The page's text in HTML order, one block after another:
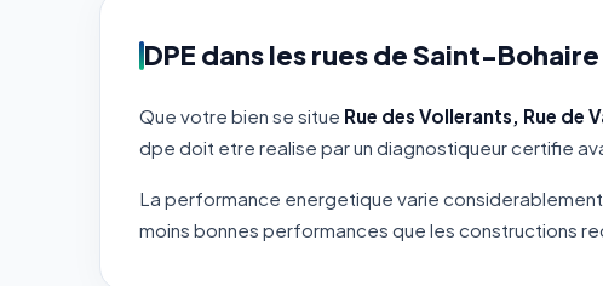
DPE dans les rues de Saint-Bohaire
Que votre bien se situe Rue des Vollerants, Rue de
dpe doit etre realise par un diagnostiqueur certifie
La performance energetique varie
moins bonnes performances que les constructions